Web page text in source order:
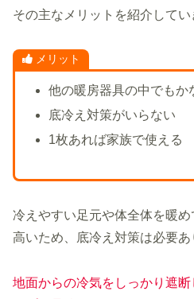
その主なメリットを紹介してい
メリット
他の暖房器具の中でもか
底冷え対策がいらない
1枚あれば家族で使える
冷えやすい足元や体全体を暖
高いため、底冷え対策は必要あ
地面からの冷気をしっかり遮